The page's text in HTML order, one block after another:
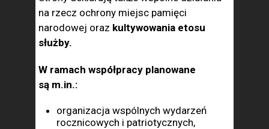
na rzecz ochrony miejsc pamięci
narodowej oraz kultywowania etosu
służby.
W ramach współpracy planowane
są m.in.:
organizacja wspólnych wydarzeń
rocznicowych i patriotycznych,